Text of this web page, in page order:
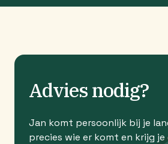
Advies nodig?
Jan komt persoonlijk bij je
precies wie er komt en krijg je